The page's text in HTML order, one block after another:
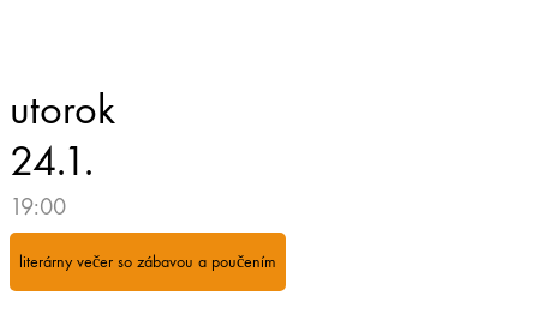
utorok
24.1.
19:00
literárny večer so zábavou a poučením